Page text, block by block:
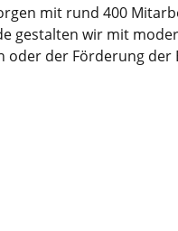
mit rund 400
gestalten wir mit
oder der Förderung